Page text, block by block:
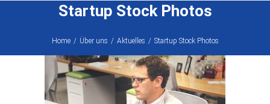
Startup Stock Photos
Home / Über uns / Aktuelles / Startup Stock Photos